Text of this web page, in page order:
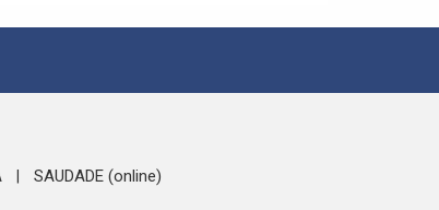
SAUDADE (online)